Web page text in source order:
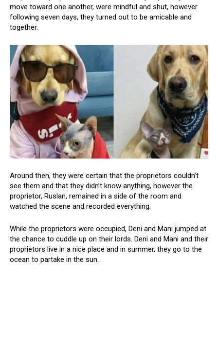
move toward one another, were mindful and shut, however
following seven days, they turned out to be amicable and
together.
Around then, they were certain that the proprietors couldn’t
see them and that they didn’t know anything, however the
proprietor, Ruslan, remained in a side of the room and
watched the scene and recorded everything.
While the proprietors were occupied, Deni and Mani jumped at
the chance to cuddle up on their lords. Deni and Mani and their
proprietors live in a nice place and in summer, they go to the
ocean to partake in the sun.